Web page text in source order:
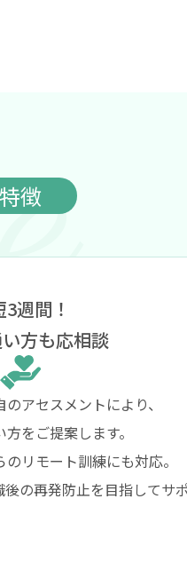
特徴
週間！
方も応相談
アセスメントにより、
をご提案します。
リモート訓練にも対応。
の再発防止を目指してサ